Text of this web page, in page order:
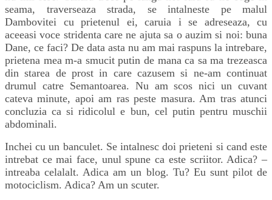
seama, traverseaza strada, se intalneste pe malul
Dambovitei cu prietenul ei, caruia i se adreseaza, cu
aceeasi voce stridenta care ne ajuta sa o auzim si noi: buna
Dane, ce faci? De data asta nu am mai raspuns la intrebare,
prietena mea m-a smucit putin de mana ca sa ma trezeasca
din starea de prost in care cazusem si ne-am continuat
drumul catre Semantoarea. Nu am scos nici un cuvant
cateva minute, apoi am ras peste masura. Am tras atunci
concluzia ca si ridicolul e bun, cel putin pentru muschii
abdominali.
Inchei cu un banculet. Se intalnesc doi prieteni si cand este
intrebat ce mai face, unul spune ca este scriitor. Adica? –
intreaba celalalt. Adica am un blog. Tu? Eu sunt pilot de
motociclism. Adica? Am un scuter.